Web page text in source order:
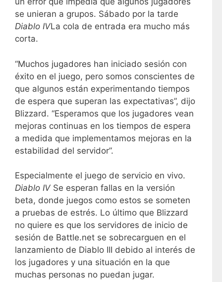
se unieran a grupos. Sábado por la tarde
Diablo IVLa cola de entrada era mucho más
corta.
“Muchos jugadores han iniciado sesión con
éxito en el juego, pero somos conscientes de
que algunos están experimentando tiempos
de espera que superan las expectativas”, dijo
Blizzard. “Esperamos que los jugadores vean
mejoras continuas en los tiempos de espera
a medida que implementamos mejoras en la
estabilidad del servidor”.
Especialmente el juego de servicio en vivo.
Diablo IV Se esperan fallas en la versión
beta, donde juegos como estos se someten
a pruebas de estrés. Lo último que Blizzard
no quiere es que los servidores de inicio de
sesión de Battle.net se sobrecarguen en el
lanzamiento de Diablo III debido al interés de
los jugadores y una situación en la que
muchas personas no puedan jugar.